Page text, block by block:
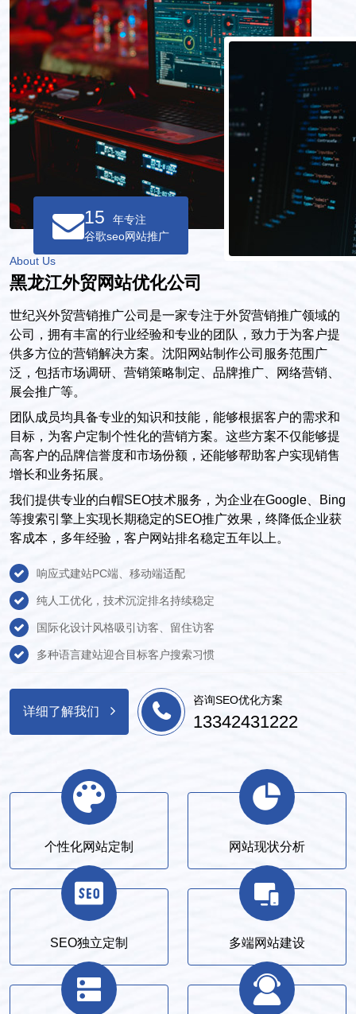
15
谷歌seo网站推广
About Us
黑龙江外贸网站优化公司
世纪兴外贸营销推广公司是一家专注于外贸营销推广领域的
公司，拥有丰富的行业经验和专业的团队，致力于为客户提
供多方位的营销解决方案。沈阳网站制作公司服务范围广
泛，包括市场调研、营销策略制定、品牌推广、网络营销、
展会推广等。
团队成员均具备专业的知识和技能，能够根据客户的需求和
目标，为客户定制个性化的营销方案。这些方案不仅能够提
高客户的品牌信誉度和市场份额，还能够帮助客户实现销售
增长和业务拓展。
我们提供专业的白帽SEO技术服务，为企业在Google、Bing
等搜索引擎上实现长期稳定的SEO推广效果，终降低企业获
客成本，多年经验，客户网站排名稳定五年以上。
响应式建站PC端、移动端适配
纯人工优化，技术沉淀排名持续稳定
国际化设计风格吸引访客、留住访客
多种语言建站迎合目标客户搜索习惯
详细了解我们
咨询SEO优化方案
13342431222
个性化网站定制 网站现状分析
SEO独立定制 多端网站建设